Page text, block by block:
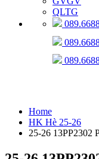
QLTG
Home
HK Hè 25-26
25-26 13PP2302